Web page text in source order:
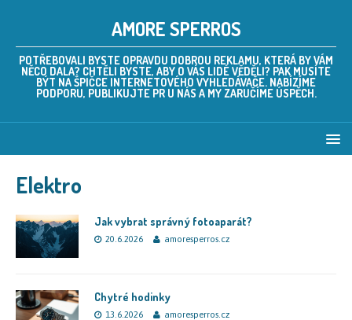
AMORE SPERROS
POTŘEBOVALI BYSTE OPRAVDU DOBROU REKLAMU, KTERÁ BY VÁM
NĚCO DALA? CHTĚLI BYSTE, ABY O VÁS LIDÉ VĚDĚLI? PAK MUSÍTE
BÝT NA ŠPIČCE INTERNETOVÉHO VYHLEDÁVAČE. NABÍZÍME
PODPORU, PUBLIKUJTE PR U NÁS A MY ZARUČÍME ÚSPĚCH.
Elektro
Jak vybrat správný fotoaparát?
20.6.2026 amoresperros.cz
Chytré hodinky
13.6.2026 amoresperros.cz